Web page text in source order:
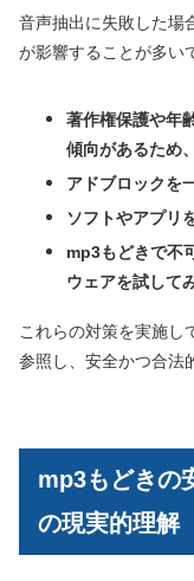
音声抽出に失敗した場
が影響することが多い
著作権保護や年
傾向があるため
アドブロックを
ソフトやアプリ
mp3もどきで不
ウェアを試して
これらの対策を実施し
参照し、安全かつ合法
mp3もどきの
の現実的理解